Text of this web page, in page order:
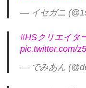
— イセガニ
#HSクリエイタ
pic.twitter.com/
— でみあん